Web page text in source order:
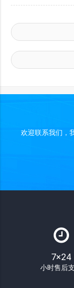
欢迎联系我们，
7×24
小时售后